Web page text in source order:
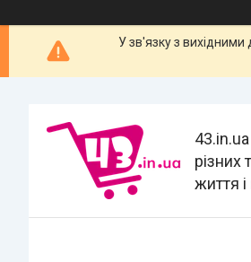
У зв'язку з вихідними
різних
життя